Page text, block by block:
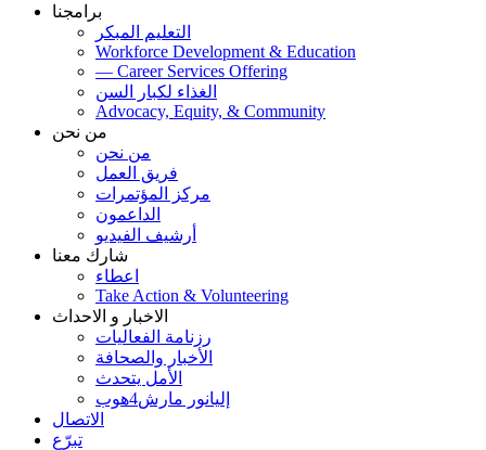
برامجنا
التعليم المبكر
Workforce Development & Education
— Career Services Offering
الغذاء لكبار السن
Advocacy, Equity, & Community
من نحن
من نحن
فريق العمل
مركز المؤتمرات
الداعمون
أرشيف الفيديو
شارك معنا
اعطاء
Take Action & Volunteering
الاخبار و الاحداث
رزنامة الفعاليات
الأخبار والصحافة
الأمل يتحدث
إليانور مارش4هوب
الاتصال
تبرّع